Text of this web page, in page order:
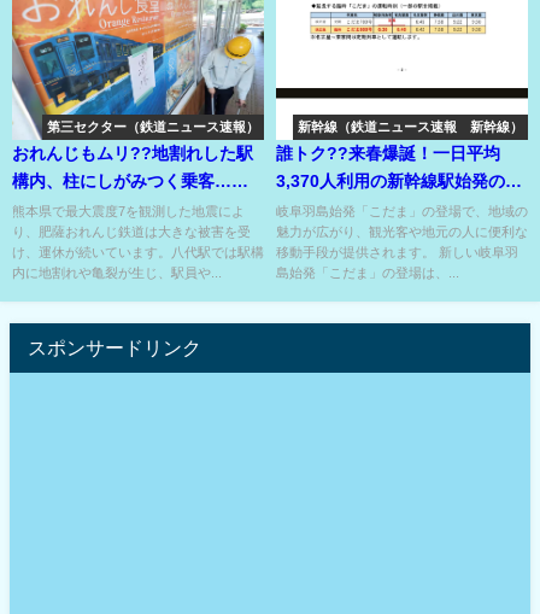
第三セクター（鉄道ニュース速報）
おれんじもムリ??地割れした駅
構内、柱にしがみつく乗客…観
光列車も8月は中止⁉
熊本県で最大震度7を観測した地震によ
り、肥薩おれんじ鉄道は大きな被害を受
け、運休が続いています。八代駅では駅構
内に地割れや亀裂が生じ、駅員や...
新幹線（鉄道ニュース速報 新幹線）
誰トク??来春爆誕！一日平均
3,370人利用の新幹線駅始発の朝
のこだま??
岐阜羽島始発「こだま」の登場で、地域の
魅力が広がり、観光客や地元の人に便利な
移動手段が提供されます。 新しい岐阜羽
島始発「こだま」の登場は、...
スポンサードリンク